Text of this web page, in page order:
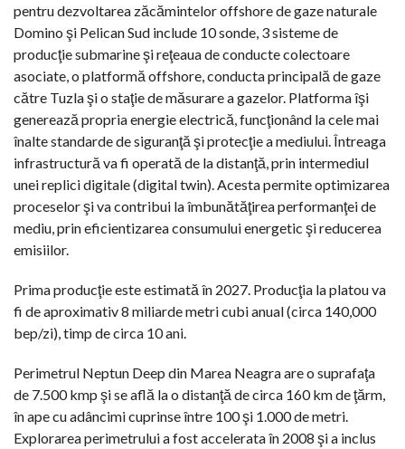
pentru dezvoltarea zăcămintelor offshore de gaze naturale
Domino şi Pelican Sud include 10 sonde, 3 sisteme de
producţie submarine şi reţeaua de conducte colectoare
asociate, o platformă offshore, conducta principală de gaze
către Tuzla şi o staţie de măsurare a gazelor. Platforma îşi
generează propria energie electrică, funcţionând la cele mai
înalte standarde de siguranţă şi protecţie a mediului. Întreaga
infrastructură va fi operată de la distanţă, prin intermediul
unei replici digitale (digital twin). Acesta permite optimizarea
proceselor şi va contribui la îmbunătăţirea performanţei de
mediu, prin eficientizarea consumului energetic şi reducerea
emisiilor.
Prima producţie este estimată în 2027. Producţia la platou va
fi de aproximativ 8 miliarde metri cubi anual (circa 140,000
bep/zi), timp de circa 10 ani.
Perimetrul Neptun Deep din Marea Neagra are o suprafaţa
de 7.500 kmp şi se află la o distanţă de circa 160 km de ţărm,
în ape cu adâncimi cuprinse între 100 şi 1.000 de metri.
Explorarea perimetrului a fost accelerata în 2008 şi a inclus